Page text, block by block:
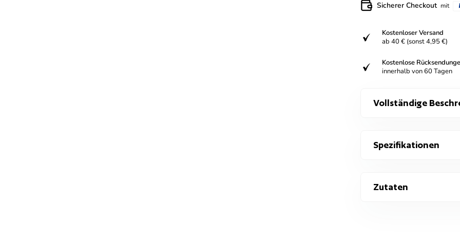
Sicherer Checkout mit
verifiziert
Kostenloser Versand
ab 40 € (sonst 4,95 €)
verifiziert
Kostenlose
innerhalb von 60 Tagen
Vollständige
Spezifikationen
Zutaten